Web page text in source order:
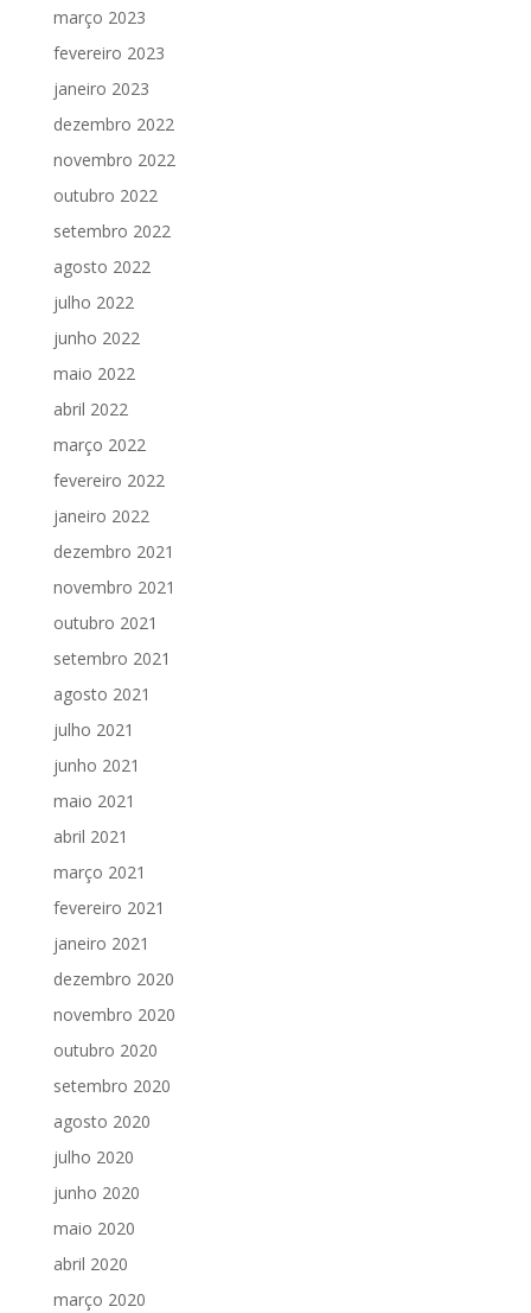
março 2023
fevereiro 2023
janeiro 2023
dezembro 2022
novembro 2022
outubro 2022
setembro 2022
agosto 2022
julho 2022
junho 2022
maio 2022
abril 2022
março 2022
fevereiro 2022
janeiro 2022
dezembro 2021
novembro 2021
outubro 2021
setembro 2021
agosto 2021
julho 2021
junho 2021
maio 2021
abril 2021
março 2021
fevereiro 2021
janeiro 2021
dezembro 2020
novembro 2020
outubro 2020
setembro 2020
agosto 2020
julho 2020
junho 2020
maio 2020
abril 2020
março 2020